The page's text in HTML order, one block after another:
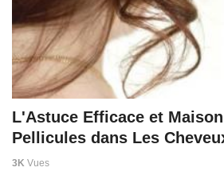
L'Astuce Efficace et
Pellicules dans Les
3K Vues